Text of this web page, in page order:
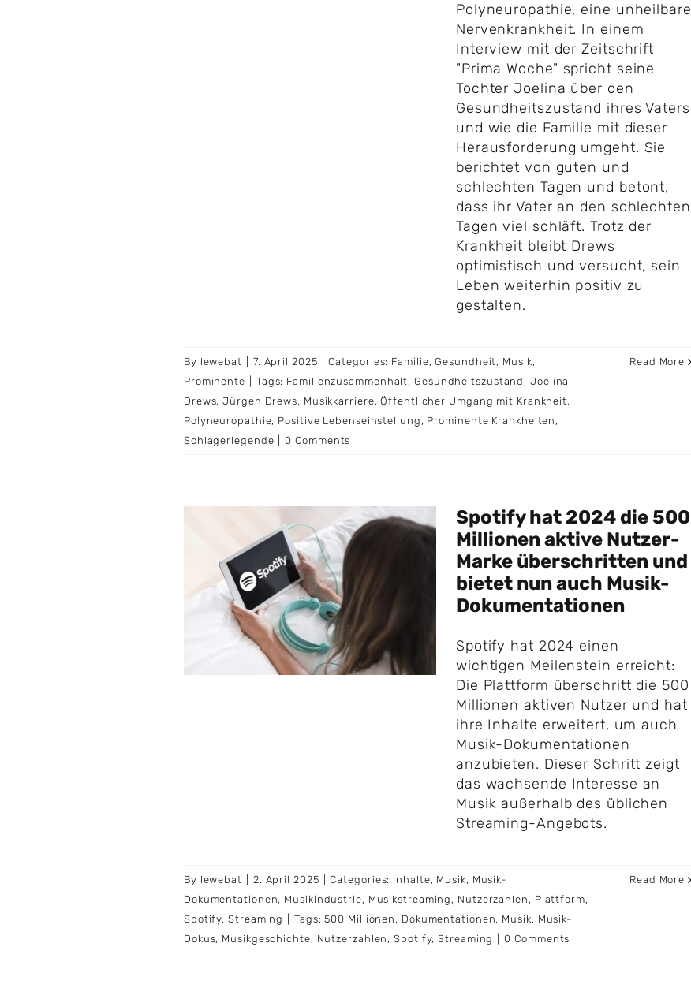
Polyneuropathie, eine unheilbare
Nervenkrankheit. In einem
Interview mit der Zeitschrift
"Prima Woche" spricht seine
Tochter Joelina über den
Gesundheitszustand ihres Vaters
und wie die Familie mit dieser
Herausforderung umgeht. Sie
berichtet von guten und
schlechten Tagen und betont,
dass ihr Vater an den schlechten
Tagen viel schläft. Trotz der
Krankheit bleibt Drews
optimistisch und versucht, sein
Leben weiterhin positiv zu
gestalten.
By lewebat 7. April 2025 Categories: Familie,Gesundheit, Musik,
Prominente
Tags: Familienzusammenhalt,Gesundheitszustand ,Joelina
Drews,Jürgen Drews, Musikkarriere,Öffentlicher Umgang mit Krankheit,
Polyneuropathie, Positive Lebenseinstellung , Prominente Krankheiten ,
Schlagerlegende
0 Comments
Read More
Spotify hat 2024 die 500
Millionen aktive Nutzer-
Marke überschritten und
bietet nun auch Musik-
Dokumentationen
Spotify hat 2024 einen
wichtigen Meilenstein erreicht:
Die Plattform überschritt die 500
Millionen aktiven Nutzer und hat
ihre Inhalte erweitert, um auch
Musik-Dokumentationen
anzubieten. Dieser Schritt zeigt
das wachsende Interesse an
Musik außerhalb des üblichen
Streaming-Angebots.
By lewebat 2. April 2025 Categories: Inhalte, Musik, Musik-
Dokumentationen, Musikindustrie, Musikstreaming , Nutzerzahlen , Plattform,
Spotify,Streaming Tags:500 Millionen , Dokumentationen, Musik, Musik-
Dokus, Musikgeschichte, Nutzerzahlen ,Spotify,Streaming 0 Comments
Read More